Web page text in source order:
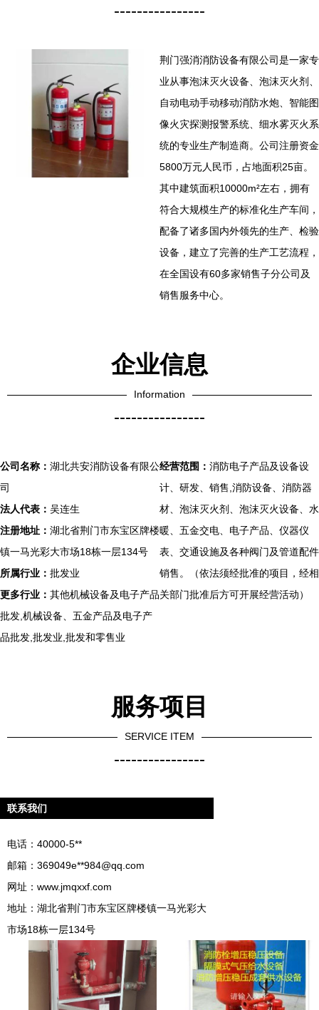
----------------
荆门强消消防设备有限公司是一家专
业从事泡沫灭火设备、泡沫灭火剂、
自动电动手动移动消防水炮、智能图
像火灾探测报警系统、细水雾灭火系
统的专业生产制造商。公司注册资金
5800万元人民币，占地面积25亩。
其中建筑面积10000m²左右，拥有
符合大规模生产的标准化生产车间，
配备了诸多国内外领先的生产、检验
设备，建立了完善的生产工艺流程，
在全国设有60多家销售子分公司及
销售服务中心。
企业信息
Information
----------------
公司名称： 湖北共安消防设备有限公
司
法人代表： 吴连生
注册地址： 湖北省荆门市东宝区牌楼
镇一马光彩大市场18栋一层134号
所属行业： 批发业
更多行业： 其他机械设备及电子产品
批发,机械设备、五金产品及电子产
品批发,批发业,批发和零售业
经营范围： 消防电子产品及设备设
计、研发、销售,消防设备、消防器
材、泡沫灭火剂、泡沫灭火设备、水
暖、五金交电、电子产品、仪器仪
表、交通设施及各种阀门及管道配件
销售。（依法须经批准的项目，经相
关部门批准后方可开展经营活动）
服务项目
SERVICE ITEM
----------------
联系我们
电话：40000-5**
邮箱：369049e**984@qq.com
网址： www.jmqxxf.com
地址：湖北省荆门市东宝区牌楼镇一马光彩大
市场18栋一层134号